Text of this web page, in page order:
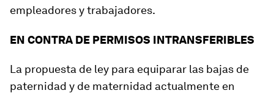
empleadores y trabajadores.
EN CONTRA DE PERMISOS INTRANSFERIBLES
La propuesta de ley para equiparar las bajas de
paternidad y de maternidad actualmente en